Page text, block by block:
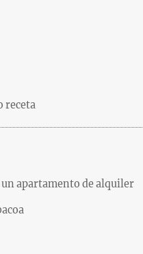
receta
un apartamento de alquiler